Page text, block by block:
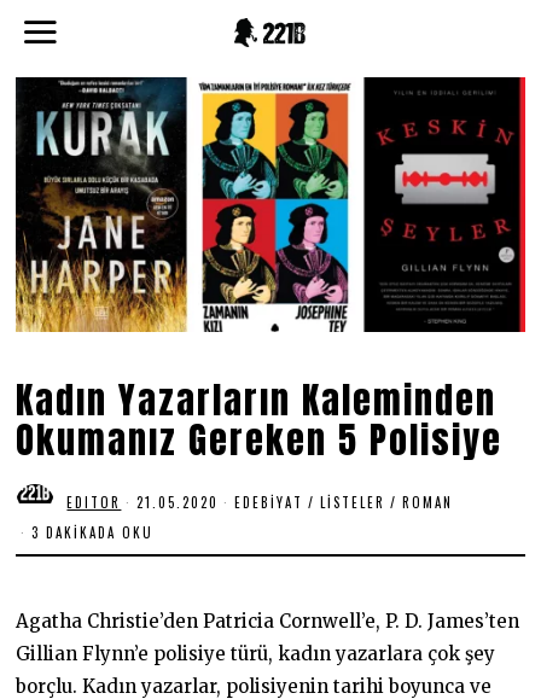
Kadın Yazarların Kaleminden
Okumanız Gereken 5 Polisiye
EDITOR 21.05.2020 0
0
2
0
2
0
EDEBIYAT / LISTELER / ROMAN
3 DAKIKADA OKU
Agatha Christie’den Patricia Cornwell’e, P. D. James’ten
Gillian Flynn’e polisiye türü, kadın yazarlara çok şey
borçlu. Kadın yazarlar, polisiyenin tarihi boyunca ve